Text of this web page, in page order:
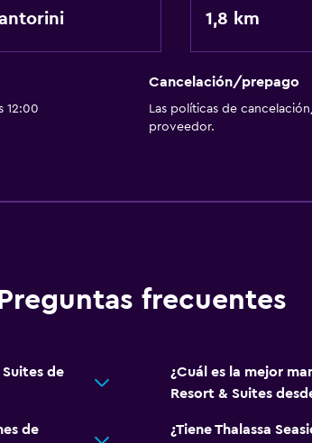
1,8 km
12:00
Cancelación/prepago
Las políticas de
proveedor.
Preguntas frecuentes
de
¿Cuál es la mejor
Resort & Suites
de
¿Tiene Thalassa